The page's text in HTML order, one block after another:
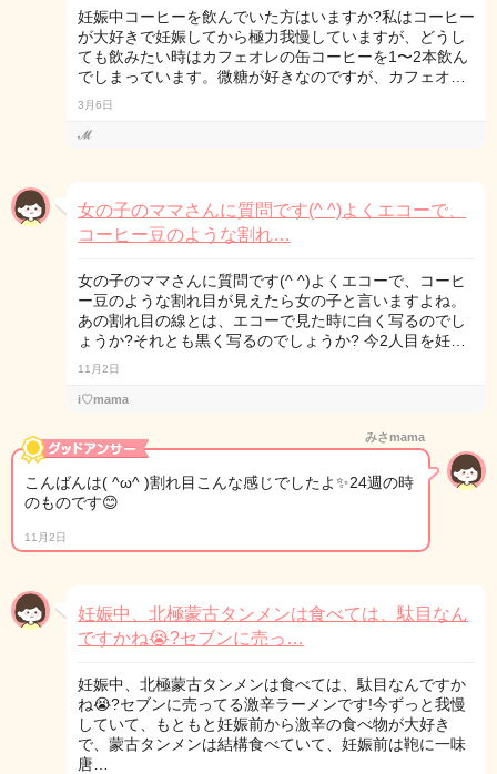
妊娠中コーヒーを飲んでいた方はいますか?私はコーヒー
が大好きで妊娠してから極力我慢していますが、どうし
ても飲みたい時はカフェオレの缶コーヒーを1〜2本飲ん
でしまっています。微糖が好きなのですが、カフェオ…
3月6日
ℳ
女の子のママさんに質問です(^ ^)よくエコーで、
コーヒー豆のような割れ…
女の子のママさんに質問です(^ ^)よくエコーで、コーヒ
ー豆のような割れ目が見えたら女の子と言いますよね。
あの割れ目の線とは、エコーで見た時に白く写るのでし
ょうか?それとも黒く写るのでしょうか? 今2人目を妊…
11月2日
i♡mama
みさmama
こんばんは( ^ω^ )割れ目こんな感じでしたよ✨24週の時
のものです😊
11月2日
妊娠中、北極蒙古タンメンは食べては、駄目なん
ですかね😭?セブンに売っ…
妊娠中、北極蒙古タンメンは食べては、駄目なんですか
ね😭?セブンに売ってる激辛ラーメンです!今ずっと我慢
していて、もともと妊娠前から激辛の食べ物が大好き
で、蒙古タンメンは結構食べていて、妊娠前は鞄に一味
唐…